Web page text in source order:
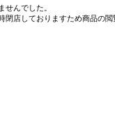
せんでした。
閉店しておりますため商品の